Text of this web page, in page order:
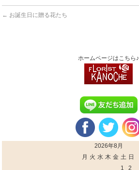
← お誕生日に贈る花たち
ホームページはこちら♪
2026年8月
月 火 水 木 金 土 日
1
2